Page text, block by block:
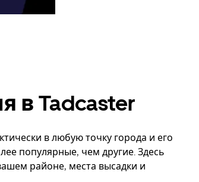
в Tadcaster
в любую точку города и его
популярные, чем другие. Здесь
районе, места высадки и